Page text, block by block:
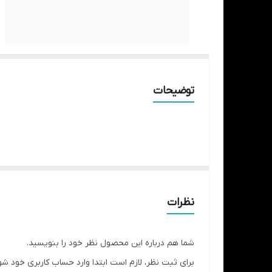
توضیحات
نظرات
شما هم درباره این محصول نظر خود را بنویسید.
برای ثبت نظر، لازم است ابتدا وارد حساب کاربری خود